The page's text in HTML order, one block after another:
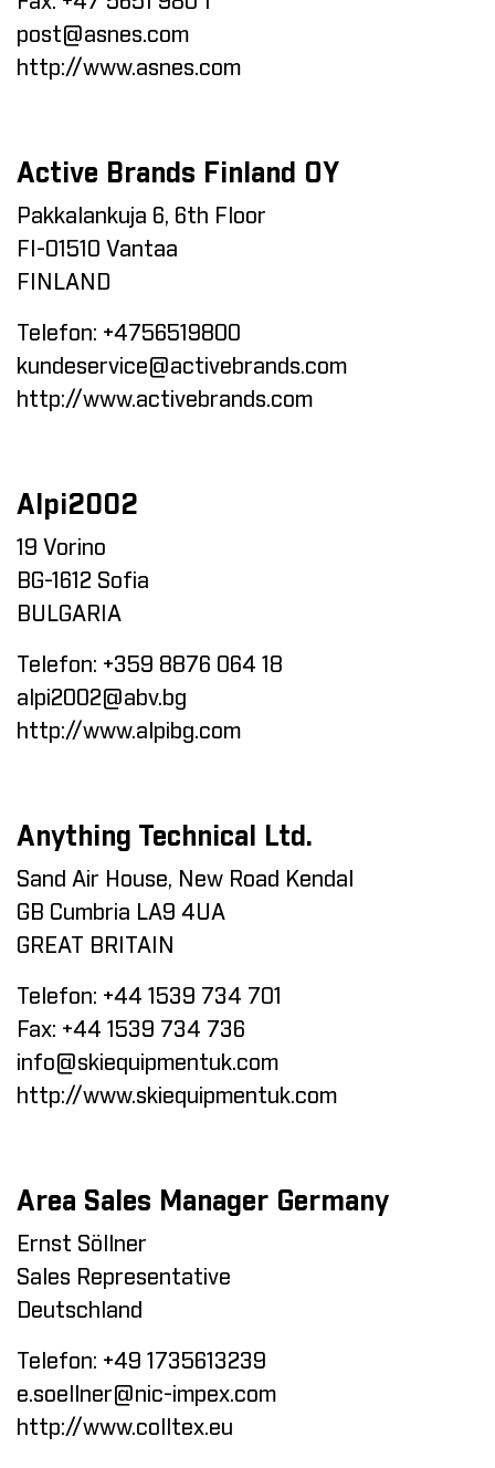
post@asnes.com
http://www.asnes.com
Active Brands Finland OY
Pakkalankuja 6, 6th Floor
FI-01510 Vantaa
FINLAND
Telefon: +4756519800
kundeservice@activebrands.com
http://www.activebrands.com
Alpi2002
19 Vorino
BG-1612 Sofia
BULGARIA
Telefon: +359 8876 064 18
alpi2002@abv.bg
http://www.alpibg.com
Anything Technical Ltd.
Sand Air House, New Road Kendal
GB Cumbria LA9 4UA
GREAT BRITAIN
Telefon: +44 1539 734 701
Fax: +44 1539 734 736
info@skiequipmentuk.com
http://www.skiequipmentuk.com
Area Sales Manager Germany
Ernst Söllner
Sales Representative
Deutschland
Telefon: +49 1735613239
e.soellner@nic-impex.com
http://www.colltex.eu